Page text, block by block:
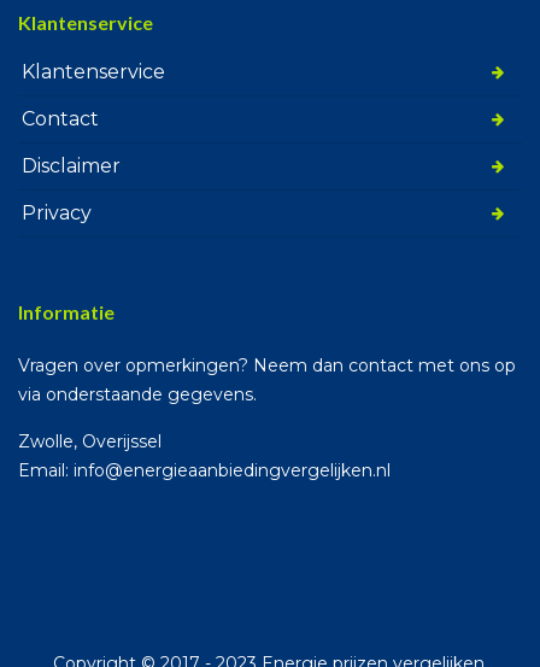
Klantenservice
Klantenservice
Contact
Disclaimer
Privacy
Informatie
Vragen over opmerkingen? Neem dan contact met ons op
via onderstaande gegevens.
Zwolle, Overijssel
Email: info@energieaanbiedingvergelijken.nl